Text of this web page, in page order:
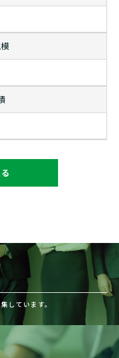
しています。